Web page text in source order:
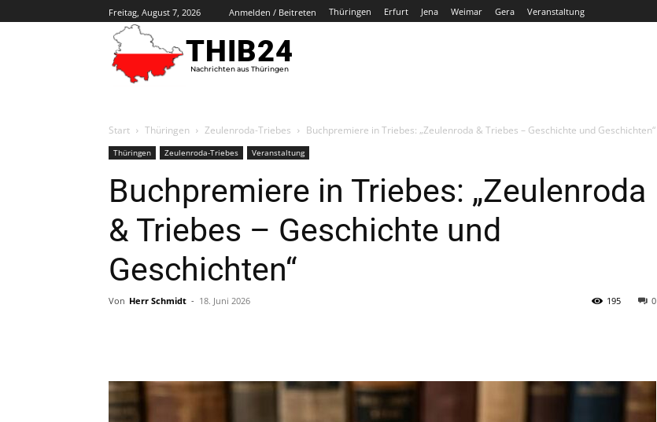
Freitag, August 7, 2026 Anmelden / Beitreten Thüringen Erfurt Jena Weimar Gera Veranstaltung
THIB24
Nachrichten aus Thüringen
Start Thüringen Zeulenroda-Triebes Buchpremiere in Triebes: „Zeulenroda & Triebes – Geschichte und Geschichten“
Thüringen Zeulenroda-Triebes Veranstaltung
Buchpremiere in Triebes: „Zeulenroda
& Triebes – Geschichte und
Geschichten“
Von Herr Schmidt - 18. Juni 2026 0
195